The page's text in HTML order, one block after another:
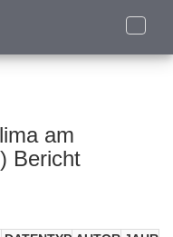
Toggle
am
Bericht